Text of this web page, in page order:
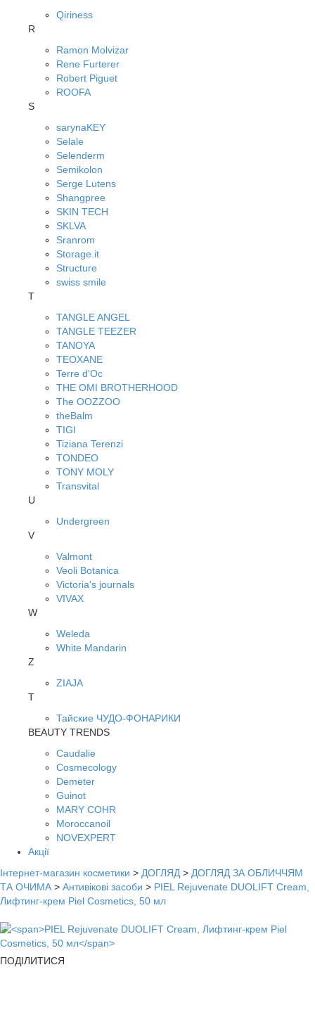
Qiriness
R
Ramon Molvizar
Rene Furterer
Robert Piguet
ROOFA
S
sarynaKEY
Selale
Selenderm
Semikolon
Serge Lutens
Shangpree
SKIN TECH
SKLVA
Sranrom
Storage.it
Structure
swiss smile
T
TANGLE ANGEL
TANGLE TEEZER
TANOYA
TEOXANE
Terre d'Oc
THE OMI BROTHERHOOD
The OOZZOO
theBalm
TIGI
Tiziana Terenzi
TONDEO
TONY MOLY
Transvital
U
Undergreen
V
Valmont
Veoli Botanica
Victoria's journals
VIVAX
W
Weleda
White Mandarin
Z
ZIAJA
Т
Тайские ЧУДО-ФОНАРИКИ
BEAUTY TRENDS
Caudalie
Cosmecology
Demeter
Guinot
MARY COHR
Moroccanoil
NOVEXPERT
Акції
Інтернет-магазин косметики > ДОГЛЯД > ДОГЛЯД ЗА ОБЛИЧЧЯМ
ТА ОЧИМА > Антивікові засоби > PIEL Rejuvenate DUOLIFT Cream,
Лифтинг-крем Piel Cosmetics, 50 мл
ПОДІЛИТИСЯ